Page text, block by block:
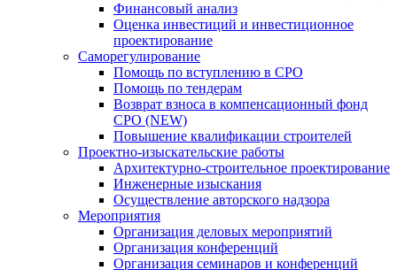
Финансовый анализ
Оценка инвестиций и инвестиционное
проектирование
Саморегулирование
Помощь по вступлению в СРО
Помощь по тендерам
Возврат взноса в компенсационный фонд
СРО (NEW)
Повышение квалификации строителей
Проектно-изыскательские работы
Архитектурно-строительное проектирование
Инженерные изыскания
Осуществление авторского надзора
Мероприятия
Организация деловых мероприятий
Организация конференций
Организация семинаров и конференций